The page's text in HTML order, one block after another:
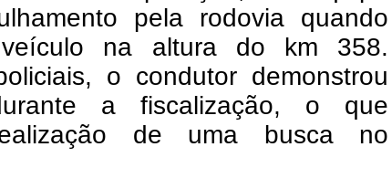
pela rodovia quando
na altura do km 358.
o condutor demonstrou
a fiscalização, o que
de uma busca no